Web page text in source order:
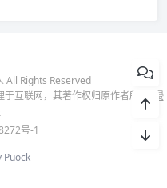
All Rights Reserved
互联网，其著作权归原作者所有-
侵
号-1
Puock